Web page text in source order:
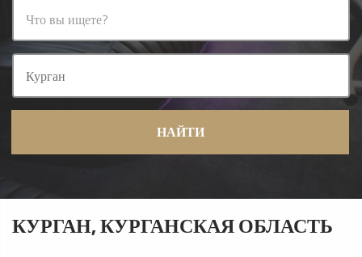
НАЙТИ
КУРГАН, КУРГАНСКАЯ ОБЛАСТЬ